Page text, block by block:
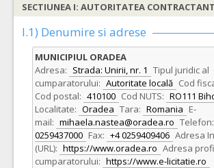
SECTIUNEA I: AUTORITATEA
I.1) Denumire si adrese
MUNICIPIUL ORADEA
Adresa: Strada: Unirii, nr. 1 Tipul juridic al
cumparatorului: Autoritate locală Cod
Cod postal: 410100 Cod NUTS: RO111
Localitate: Oradea Tara: Romania E-
mail: mihaela.nastea@oradea.ro Telefon:
0259437000 Fax: +4 0259409406 Adresa
(URL): https://www.oradea.ro Adresa
cumparatorului: https://www.e-licitatie.ro